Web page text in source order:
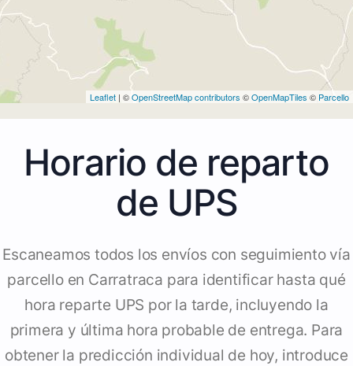
Leaflet | ©OpenStreetMap contributors ©OpenMapTiles © Parcello
Horario de reparto
de UPS
Escaneamos todos los envíos con seguimiento vía
parcello en Carratraca para identificar hasta qué
hora reparte UPS por la tarde, incluyendo la
primera y última hora probable de entrega. Para
obtener la predicción individual de hoy, introduce